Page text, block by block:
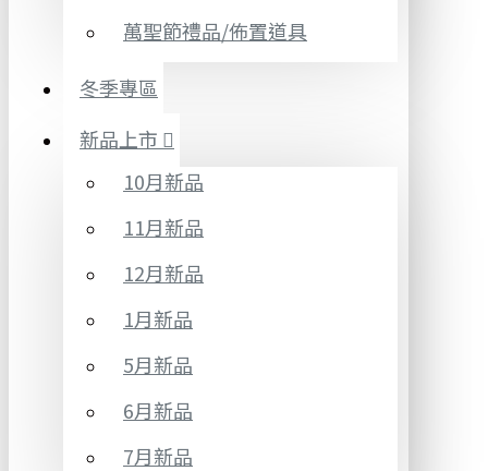
萬聖節禮品/佈置道具
冬季專區
新品上市
10月新品
11月新品
12月新品
1月新品
5月新品
6月新品
7月新品